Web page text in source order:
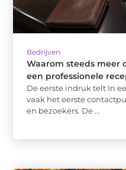
Bedrijven
Waarom steeds meer
een professionele
De eerste indruk telt In
vaak het eerste
en bezoekers. De ...